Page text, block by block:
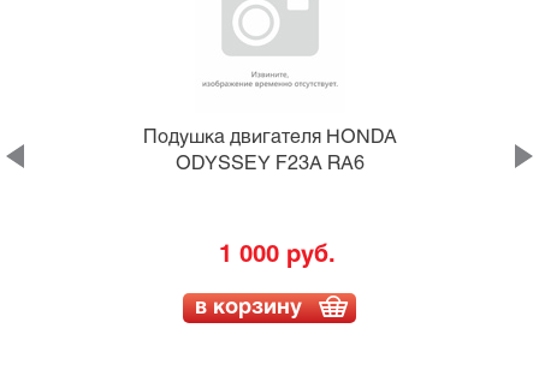
Подушка двигателя HONDA
ODYSSEY F23A RA6
1 000 руб.
в корзину